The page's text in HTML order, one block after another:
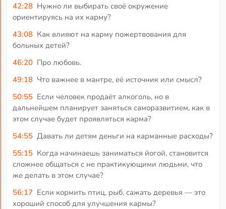
42:28 Нужно ли выбирать своё окружение
ориентируясь на их карму?
43:08 Как влияют на карму пожертвования для
больных детей?
46:20 Про любовь.
49:18 Что важнее в мантре, её источник или смысл?
50:55 Если человек продаёт алкоголь, но в
дальнейшем планирует заняться саморазвитием, как в
этом случае будет проявляться карма?
54:55 Давать ли детям деньги на карманные расходы?
55:15 Когда начинаешь заниматься йогой, становится
сложнее общаться с не практикующими людьми, что
же делать в этом случае?
56:17 Если кормить птиц, рыб, сажать деревья — это
хороший способ для улучшения кармы?